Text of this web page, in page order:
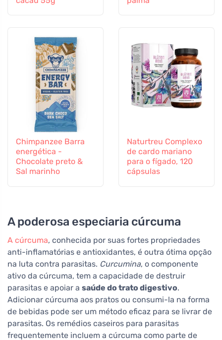
Chimpanzee Barra
energética -
Chocolate preto &
Sal marinho
Naturtreu Complexo
de cardo mariano
para o fígado, 120
cápsulas
A poderosa especiaria cúrcuma
A cúrcuma, conhecida por suas fortes propriedades
anti-inflamatórias e antioxidantes, é outra ótima opção
na luta contra parasitas. Curcumina, o componente
ativo da cúrcuma, tem a capacidade de destruir
parasitas e apoiar a saúde do trato digestivo.
Adicionar cúrcuma aos pratos ou consumi-la na forma
de bebidas pode ser um método eficaz para se livrar de
parasitas. Os remédios caseiros para parasitas
frequentemente incluem a cúrcuma como parte de